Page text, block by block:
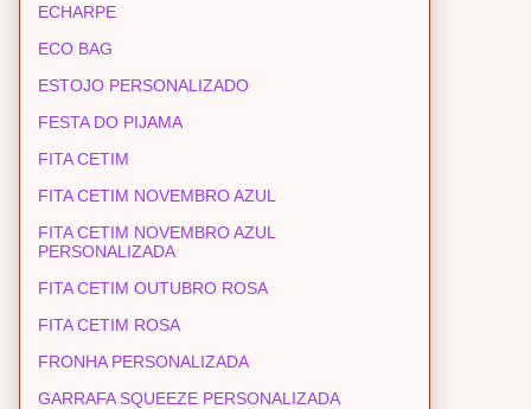
ECHARPE
ECO BAG
ESTOJO PERSONALIZADO
FESTA DO PIJAMA
FITA CETIM
FITA CETIM NOVEMBRO AZUL
FITA CETIM NOVEMBRO AZUL
PERSONALIZADA
FITA CETIM OUTUBRO ROSA
FITA CETIM ROSA
FRONHA PERSONALIZADA
GARRAFA SQUEEZE PERSONALIZADA